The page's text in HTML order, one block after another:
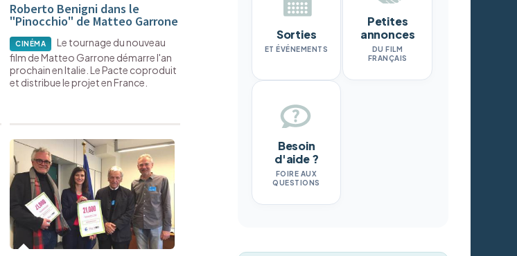
Roberto Benigni dans le
"Pinocchio" de Matteo Garrone
CINÉMA
Le tournage du nouveau
film de Matteo Garrone démarre l'an
prochain en Italie. Le Pacte coproduit
et distribue le projet en France.
Sorties
ET ÉVÉNEMENTS
Petites
annonces
DU FILM
FRANÇAIS
Besoin
d'aide ?
FOIRE AUX
QUESTIONS